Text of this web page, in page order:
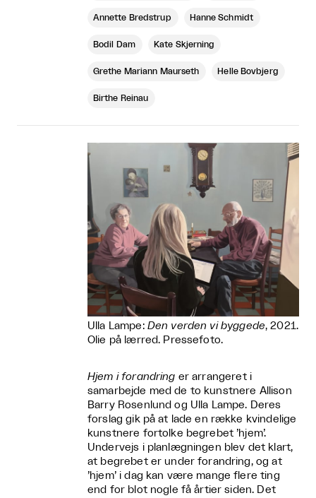
Annette Bredstrup Hanne Schmidt
Bodil Dam Kate Skjerning
Grethe Mariann Maurseth Helle Bovbjerg
Birthe Reinau
Ulla Lampe: Den verden vi byggede, 2021.
Olie på lærred. Pressefoto.
Hjem i forandring er arrangeret i
samarbejde med de to kunstnere Allison
Barry Rosenlund og Ulla Lampe. Deres
forslag gik på at lade en række kvindelige
kunstnere fortolke begrebet ’hjem’.
Undervejs i planlægningen blev det klart,
at begrebet er under forandring, og at
’hjem’ i dag kan være mange flere ting
end for blot nogle få årtier siden. Det